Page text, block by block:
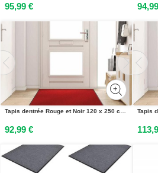
95,99 €
Tapis dentrée Rouge et Noir 120 x 250 cm 100% Polyamide
92,99 €